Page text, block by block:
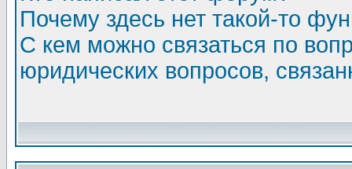
Почему здесь нет такой-то
С кем можно связаться по
юридических вопросов,